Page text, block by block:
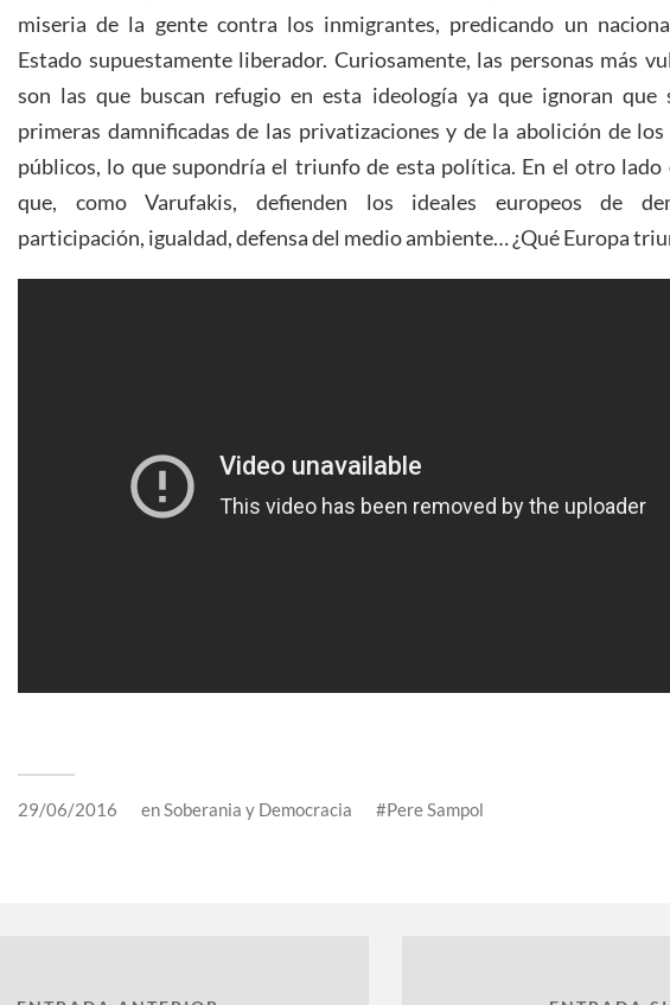
miseria de la gente contra los inmigrantes, predicando un
Estado supuestamente liberador. Curiosamente, las personas más
son las que buscan refugio en esta ideología ya que ignoran que
primeras damnificadas de las privatizaciones y de la abolición de los
públicos, lo que supondría el triunfo de esta política. En el otro lado
que, como Varufakis, defienden los ideales europeos de
participación, igualdad, defensa del medio ambiente… ¿Qué Europa
29/06/2016 enSoberania y Democracia Pere Sampol